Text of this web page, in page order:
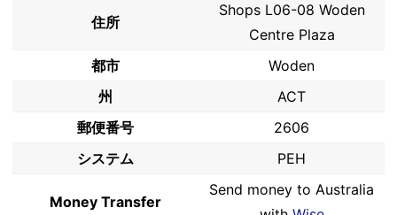
住所
Shops L06-08 Woden
Centre Plaza
都市
Woden
州
ACT
郵便番号
2606
システム
PEH
Money Transfer
Send money to Australia